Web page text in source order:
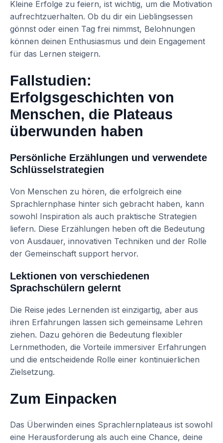
Kleine Erfolge zu feiern, ist wichtig, um die Motivation
aufrechtzuerhalten. Ob du dir ein Lieblingsessen
gönnst oder einen Tag frei nimmst, Belohnungen
können deinen Enthusiasmus und dein Engagement
für das Lernen steigern.
Fallstudien:
Erfolgsgeschichten von
Menschen, die Plateaus
überwunden haben
Persönliche Erzählungen und verwendete
Schlüsselstrategien
Von Menschen zu hören, die erfolgreich eine
Sprachlernphase hinter sich gebracht haben, kann
sowohl Inspiration als auch praktische Strategien
liefern. Diese Erzählungen heben oft die Bedeutung
von Ausdauer, innovativen Techniken und der Rolle
der Gemeinschaft support hervor.
Lektionen von verschiedenen
Sprachschülern gelernt
Die Reise jedes Lernenden ist einzigartig, aber aus
ihren Erfahrungen lassen sich gemeinsame Lehren
ziehen. Dazu gehören die Bedeutung flexibler
Lernmethoden, die Vorteile immersiver Erfahrungen
und die entscheidende Rolle einer kontinuierlichen
Zielsetzung.
Zum Einpacken
Das Überwinden eines Sprachlernplateaus ist sowohl
eine Herausforderung als auch eine Chance, deine